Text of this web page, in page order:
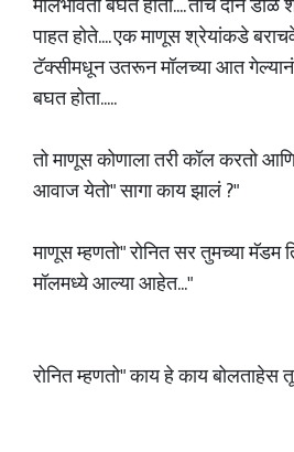
मोलभावती बघत होती.... तोच दोन
पाहत होते.... एक माणूस श्रेयांकडे
टॅक्सीमधून उतरून मॉलच्या आत
बघत होता.....
तो माणूस कोणाला तरी कॉल करतो
आवाज येतो" सागा काय झालं ?"
माणूस म्हणतो" रोनित सर तुमच्या मॅडम
मॉलमध्ये आल्या आहेत..."
रोनित म्हणतो" काय हे काय बोलताहेस